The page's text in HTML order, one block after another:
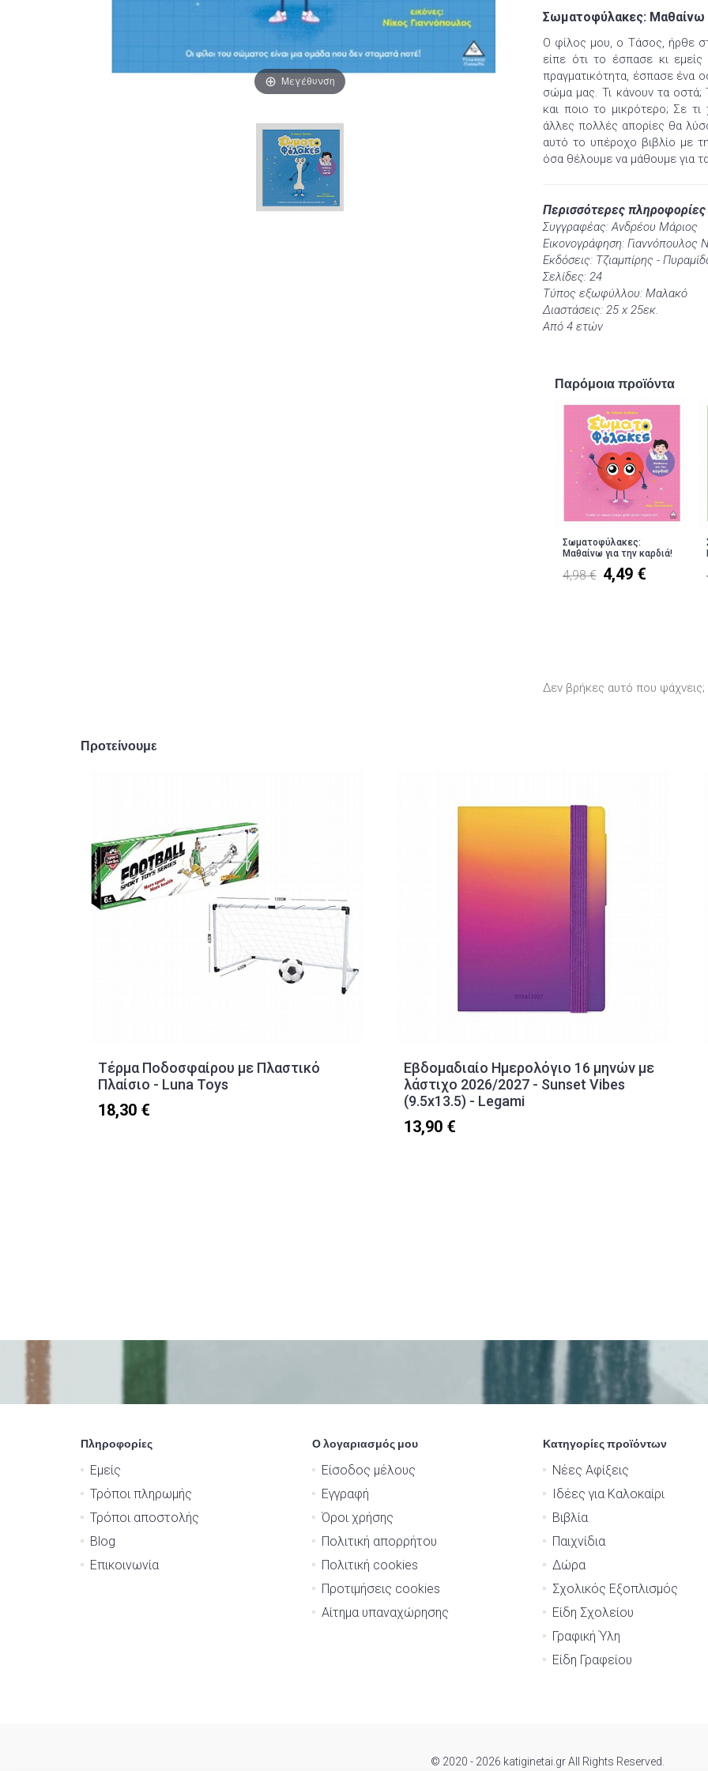
Μεγέθυνση
Σωματοφύλακες: Μαθαίνω
Ο φίλος μου, ο Τάσος, ήρθε
είπε ότι το έσπασε κι
πραγματικότητα, έσπασε ένα
σώμα μας. Τι κάνουν τα οστά;
και ποιο το μικρότερο; Σε
άλλες πολλές απορίες θα
αυτό το υπέροχο βιβλίο με
όσα θέλουμε να μάθουμε για
Περισσότερες πληροφορίες
Συγγραφέας: Ανδρέου Μάριος
Εικονογράφηση: Γιαννόπουλος
Εκδόσεις: Τζιαμπίρης -
Σελίδες: 24
Τύπος εξωφύλλου: Μαλακό
Διαστάσεις: 25 x 25εκ.
Από 4 ετών
Παρόμοια προϊόντα
Σωματοφύλακες:
Μαθαίνω για την καρδιά!
4,98 € 4,49 €
Δεν βρήκες αυτό που
Προτείνουμε
Τέρμα Ποδοσφαίρου με Πλαστικό
Πλαίσιο - Luna Toys
18,30 €
Εβδομαδιαίο Ημερολόγιο 16 μηνών με
λάστιχο 2026/2027 - Sunset Vibes
(9.5x13.5) - Legami
13,90 €
Πληροφορίες
Εμείς
Τρόποι πληρωμής
Τρόποι αποστολής
Blog
Επικοινωνία
Ο λογαριασμός μου
Είσοδος μέλους
Εγγραφή
Όροι χρήσης
Πολιτική απορρήτου
Πολιτική cookies
Προτιμήσεις cookies
Αίτημα υπαναχώρησης
Κατηγορίες προϊόντων
Νέες Αφίξεις
Ιδέες για Καλοκαίρι
Βιβλία
Παιχνίδια
Δώρα
Σχολικός Εξοπλισμός
Είδη Σχολείου
Γραφική Ύλη
Είδη Γραφείου
© 2020 - 2026 katiginetai.gr All Rights Reserved.